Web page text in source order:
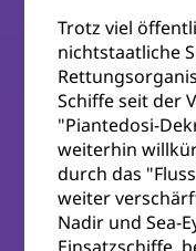
Trotz viel
nichtstaatliche
Schiffe seit der
"Piantedosi-
weiterhin
durch das
weiter
Nadir und Sea-